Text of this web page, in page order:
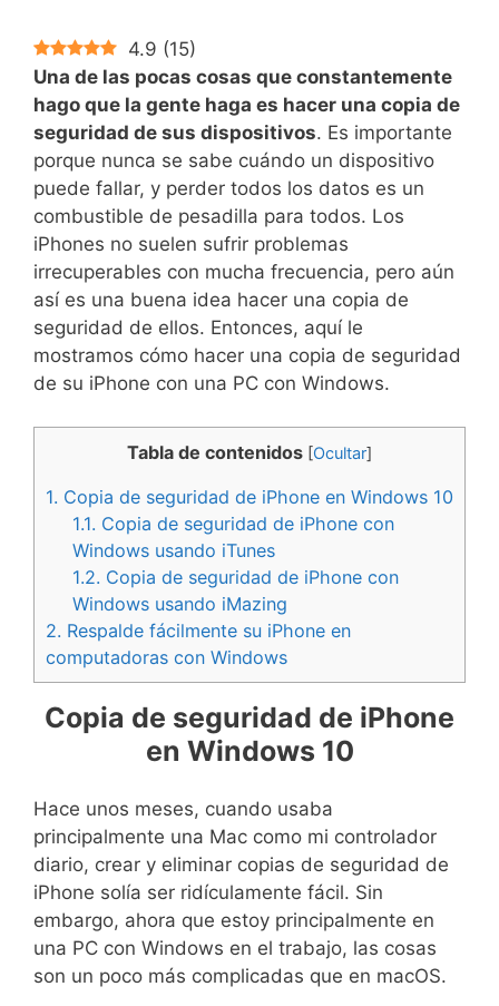
4.9 (15)
Una de las pocas cosas que constantemente
hago que la gente haga es hacer una copia de
seguridad de sus dispositivos. Es importante
porque nunca se sabe cuándo un dispositivo
puede fallar, y perder todos los datos es un
combustible de pesadilla para todos. Los
iPhones no suelen sufrir problemas
irrecuperables con mucha frecuencia, pero aún
así es una buena idea hacer una copia de
seguridad de ellos. Entonces, aquí le
mostramos cómo hacer una copia de seguridad
de su iPhone con una PC con Windows.
Tabla de contenidos [Ocultar]
1. Copia de seguridad de iPhone en Windows 10
1.1. Copia de seguridad de iPhone con
Windows usando iTunes
1.2. Copia de seguridad de iPhone con
Windows usando iMazing
2. Respalde fácilmente su iPhone en
computadoras con Windows
Copia de seguridad de iPhone
en Windows 10
Hace unos meses, cuando usaba
principalmente una Mac como mi controlador
diario, crear y eliminar copias de seguridad de
iPhone solía ser ridículamente fácil. Sin
embargo, ahora que estoy principalmente en
una PC con Windows en el trabajo, las cosas
son un poco más complicadas que en macOS.